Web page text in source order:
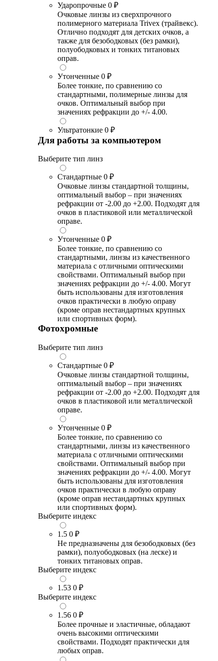
Ударопрочные 0 ₽
Очковые линзы из сверхпрочного
полимерного материала Trivex (трайвекс).
Отлично подходят для детских очков, а
также для безободковых (без рамки),
полуободковых и тонких титановых
оправ.
Утонченные 0 ₽
Более тонкие, по сравнению со
стандартными, полимерные линзы для
очков. Оптимальный выбор при
значениях рефракции до +/- 4.00.
Ультратонкие 0 ₽
Для работы за компьютером
Выберите тип линз
Стандартные 0 ₽
Очковые линзы стандартной толщины,
оптимальный выбор – при значениях
рефракции от -2.00 до +2.00. Подходят для
очков в пластиковой или металлической
оправе.
Утонченные 0 ₽
Более тонкие, по сравнению со
стандартными, линзы из качественного
материала с отличными оптическими
свойствами. Оптимальный выбор при
значениях рефракции до +/- 4.00. Могут
быть использованы для изготовления
очков практически в любую оправу
(кроме оправ нестандартных крупных
или спортивных форм).
Фотохромные
Выберите тип линз
Стандартные 0 ₽
Очковые линзы стандартной толщины,
оптимальный выбор – при значениях
рефракции от -2.00 до +2.00. Подходят для
очков в пластиковой или металлической
оправе.
Утонченные 0 ₽
Более тонкие, по сравнению со
стандартными, линзы из качественного
материала с отличными оптическими
свойствами. Оптимальный выбор при
значениях рефракции до +/- 4.00. Могут
быть использованы для изготовления
очков практически в любую оправу
(кроме оправ нестандартных крупных
или спортивных форм).
Выберите индекс
1.5 0 ₽
Не предназначены для безободковых (без
рамки), полуободковых (на леске) и
тонких титановых оправ.
Выберите индекс
1.53 0 ₽
Выберите индекс
1.56 0 ₽
Более прочные и эластичные, обладают
очень высокими оптическими
свойствами. Подходят практически для
любых оправ.